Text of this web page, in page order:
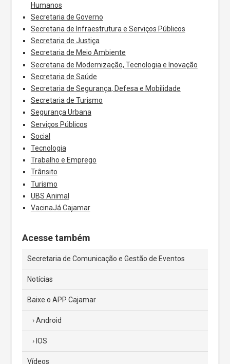
Humanos
Secretaria de Governo
Secretaria de Infraestrutura e Serviços Públicos
Secretaria de Justiça
Secretaria de Meio Ambiente
Secretaria de Modernização, Tecnologia e Inovação
Secretaria de Saúde
Secretaria de Segurança, Defesa e Mobilidade
Secretaria de Turismo
Segurança Urbana
Serviços Públicos
Social
Tecnologia
Trabalho e Emprego
Trânsito
Turismo
UBS Animal
VacinaJá Cajamar
Acesse também
Secretaria de Comunicação e Gestão de Eventos
Notícias
Baixe o APP Cajamar
Android
IOS
Vídeos